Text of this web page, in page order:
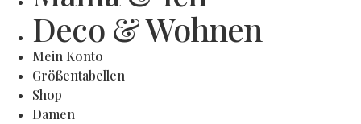
Deco & Wohnen
Mein Konto
Größentabellen
Shop
Damen